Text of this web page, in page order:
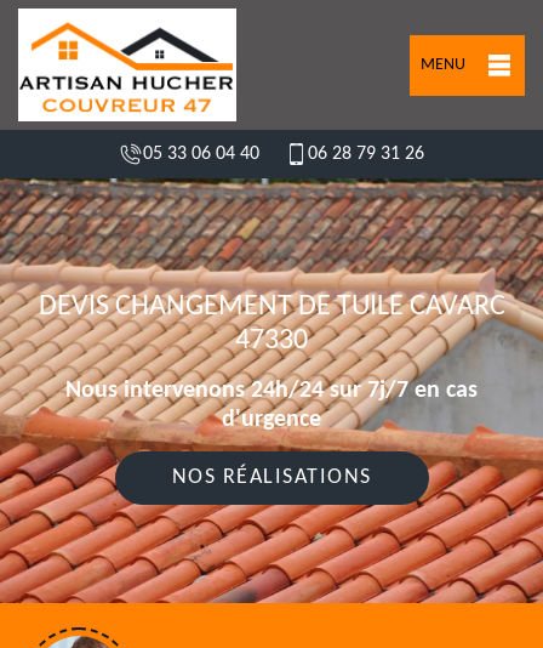
MENU
05 33 06 04 40 06 28 79 31 26
DEVIS CHANGEMENT DE TUILE CAVARC
47330
Nous intervenons 24h/24 sur 7j/7 en cas
d'urgence
NOS RÉALISATIONS